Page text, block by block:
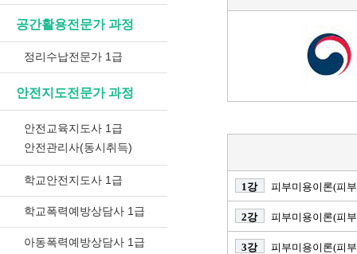
공간활용전문가 과정
정리수납전문가 1급
안전지도전문가 과정
안전교육지도사 1급
안전관리사(동시취득)
학교안전지도사 1급
학교폭력예방상담사 1급
아동폭력예방상담사 1급
1강 피부미용이론(피
2강 피부미용이론(피
3강 피부미용이론(피